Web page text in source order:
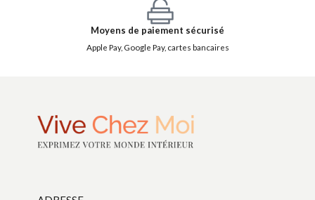
Moyens de paiement sécurisé
Apple Pay, Google Pay, cartes bancaires